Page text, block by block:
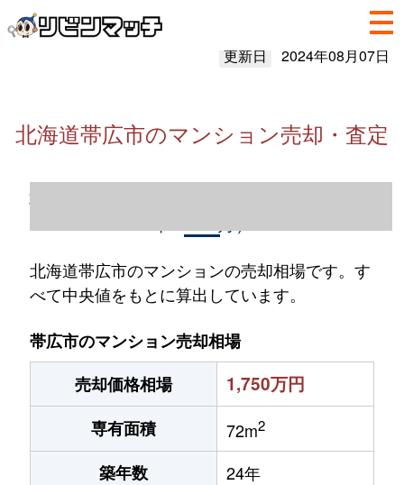
更新日 2024年08月07日
北海道帯広市のマンション売却・査定
北海道帯広市のマンション売却情報（2023
北海道帯広市のマンションの売却相場です。す
べて中央値をもとに算出しています。
帯広市のマンション売却相場
売却価格相場
1,750万円
専有面積 72m2
築年数 24年